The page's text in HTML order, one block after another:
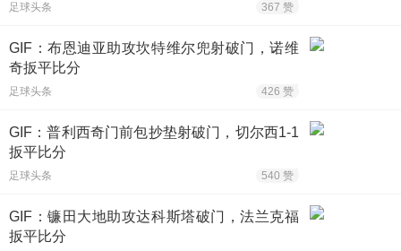
足球头条 367 赞
GIF：布恩迪亚助攻坎特维尔兜射破门，诺维
奇扳平比分
足球头条 426 赞
GIF：普利西奇门前包抄垫射破门，切尔西1-1
扳平比分
足球头条 540 赞
GIF：镰田大地助攻达科斯塔破门，法兰克福
扳平比分